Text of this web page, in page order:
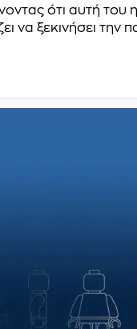
ότι αυτή του
να ξεκινήσει την